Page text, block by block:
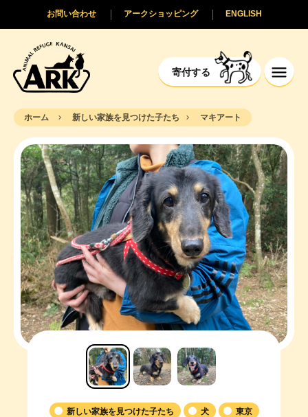
寄付する
ENGLISH
アークショッピング
お問い合わせ
ホーム 新しい家族を見つけた子たち マキアート
新しい家族を見つけた子たち 犬 東京